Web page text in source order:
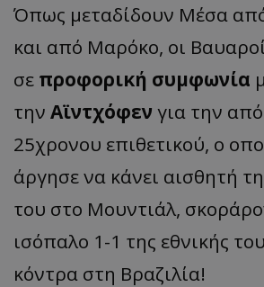
Όπως μεταδίδουν Μέσα
και από Μαρόκο, οι
σε προφορική συμφωνία
την Αϊντχόφεν για την
25χρονου επιθετικού, ο
άργησε να κάνει αισθητή
του στο Moυντιάλ,
ισόπαλο 1-1 της εθνικής
κόντρα στη Βραζιλία!